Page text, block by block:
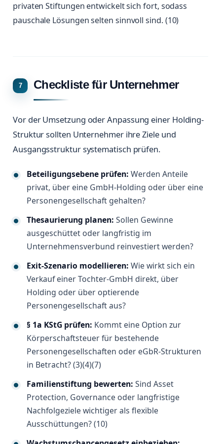
privaten Stiftungen entwickelt sich fort, sodass
pauschale Lösungen selten sinnvoll sind. (10)
Checkliste für Unternehmer
Vor der Umsetzung oder Anpassung einer Holding-
Struktur sollten Unternehmer ihre Ziele und
Ausgangsstruktur systematisch prüfen.
Beteiligungsebene prüfen: Werden Anteile
privat, über eine GmbH-Holding oder über eine
Personengesellschaft gehalten?
Thesaurierung planen: Sollen Gewinne
ausgeschüttet oder langfristig im
Unternehmensverbund reinvestiert werden?
Exit-Szenario modellieren: Wie wirkt sich ein
Verkauf einer Tochter-GmbH direkt, über
Holding oder über optierende
Personengesellschaft aus?
§ 1a KStG prüfen: Kommt eine Option zur
Körperschaftsteuer für bestehende
Personengesellschaften oder eGbR-Strukturen
in Betracht? (3)(4)(7)
Familienstiftung bewerten: Sind Asset
Protection, Governance oder langfristige
Nachfolgeziele wichtiger als flexible
Ausschüttungen? (10)